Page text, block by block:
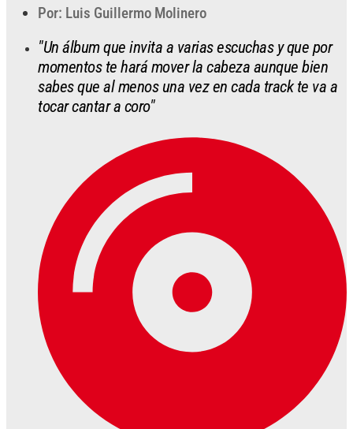
Por: Luis Guillermo Molinero
"Un álbum que invita a varias escuchas y que por
momentos te hará mover la cabeza aunque bien
sabes que al menos una vez en cada track te va a
tocar cantar a coro"